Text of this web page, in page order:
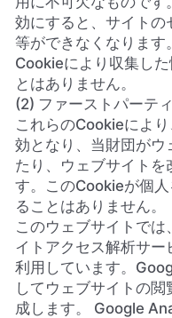
効にすると、サイトの
等ができなくなりま
Cookieにより収集し
とはありません。
(2) ファーストパーテ
これらのCookieによ
効となり、当財団がウ
たり、ウェブサイトを
す。このCookieが個
ることはありません。
このウェブサイトで
イトアクセス解析サ
利用しています。
してウェブサイトの
成します。 Google